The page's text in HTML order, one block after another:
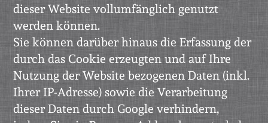
dieser Website vollumfänglich genutzt
werden können.
Sie können darüber hinaus die Erfassung der
durch das Cookie erzeugten und auf Ihre
Nutzung der Website bezogenen Daten (inkl.
Ihrer IP-Adresse) sowie die Verarbeitung
dieser Daten durch Google verhindern,